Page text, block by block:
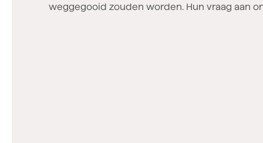
weggegooid zouden worden. Hun vraag aan